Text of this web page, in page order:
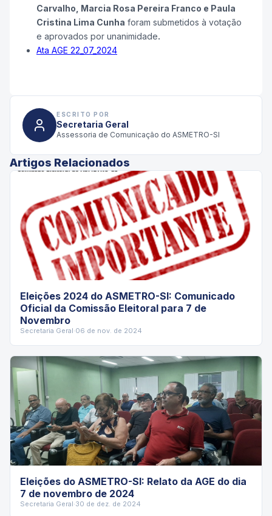
Carvalho, Marcia Rosa Pereira Franco e Paula
Cristina Lima Cunha foram submetidos à votação
e aprovados por unanimidade.
Ata AGE 22_07_2024
ESCRITO POR
Secretaria Geral
Assessoria de Comunicação do ASMETRO-SI
Artigos Relacionados
Eleições 2024 do ASMETRO-SI: Comunicado
Oficial da Comissão Eleitoral para 7 de
Novembro
Secretaria Geral·06 de nov. de 2024
Eleições do ASMETRO-SI: Relato da AGE do dia
7 de novembro de 2024
Secretaria Geral·30 de dez. de 2024